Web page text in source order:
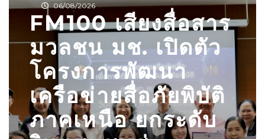
06/08/2026
FM100 เสียงสื่อสาร
มวลชน มช. เปิดตัว
โครงการพัฒนา
เครือข่ายสื่อภัยพิบัติ
ภาคเหนือ ยกระดับ